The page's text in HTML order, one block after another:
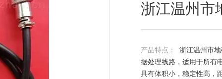
浙江温州市
产品特点： 浙江温州市
据处理线路，适用于所有
具有体积小，稳定性高，